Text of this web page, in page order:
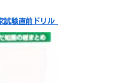
試験直前ドリル